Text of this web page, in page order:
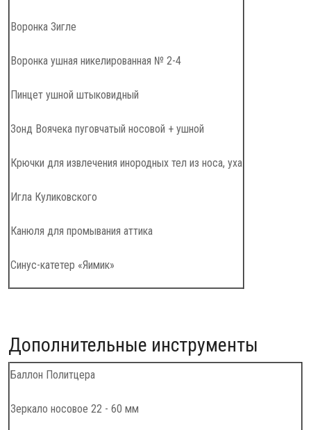
Воронка Зигле
Воронка ушная никелированная № 2-4
Пинцет ушной штыковидный
Зонд Воячека пуговчатый носовой + ушной
Крючки для извлечения инородных тел из носа, уха
Игла Куликовского
Канюля для промывания аттика
Синус-катетер «Яимик»
Дополнительные инструменты
Баллон Политцера
Зеркало носовое 22 - 60 мм